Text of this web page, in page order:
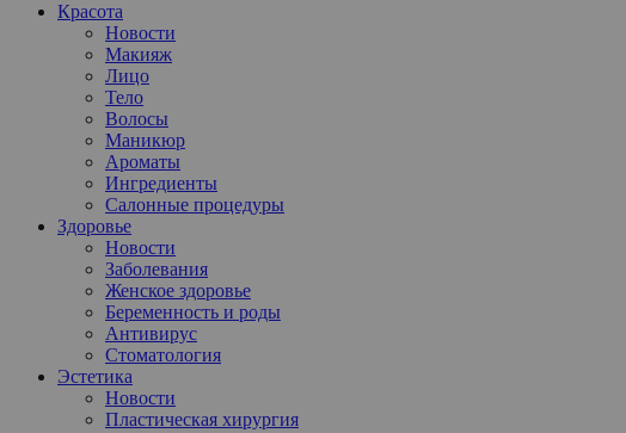
Красота
Новости
Макияж
Лицо
Тело
Волосы
Маникюр
Ароматы
Ингредиенты
Салонные процедуры
Здоровье
Новости
Заболевания
Женское здоровье
Беременность и роды
Антивирус
Стоматология
Эстетика
Новости
Пластическая хирургия